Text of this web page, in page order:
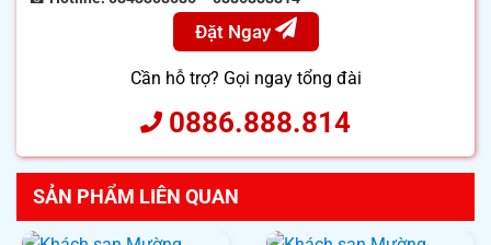
Đặt Ngay
Cần hỗ trợ? Gọi ngay tổng đài
0886.888.814
SẢN PHẨM LIÊN QUAN